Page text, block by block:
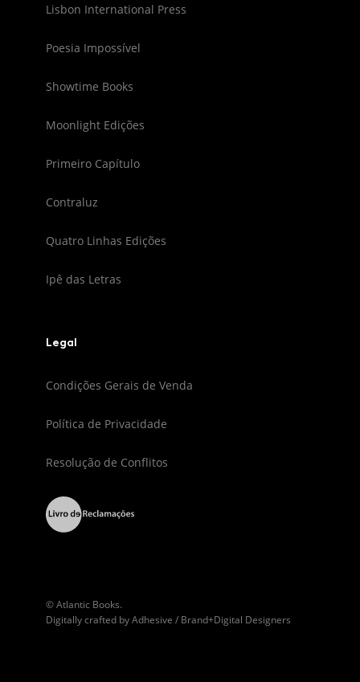
Lisbon International Press
Poesia Impossível
Showtime Books
Moonlight Edições
Primeiro Capítulo
Contraluz
Quatro Linhas Edições
Ipê das Letras
Legal
Condições Gerais de Venda
Política de Privacidade
Resolução de Conflitos
© Atlantic Books.
Digitally crafted byAdhesive / Brand+Digital Designers